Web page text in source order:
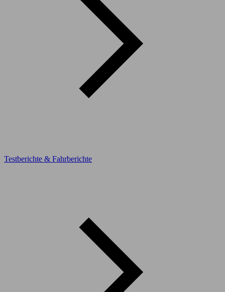
Testberichte & Fahrberichte